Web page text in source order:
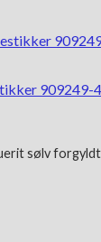
909249-
sølv forgyldt